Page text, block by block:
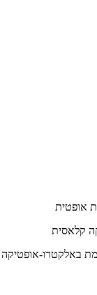
אופטית
קלאסית
באלקטרו-אופטיקה